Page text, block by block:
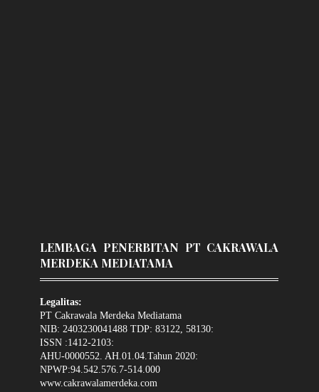
LEMBAGA PENERBITAN PT CAKRAWALA
MERDEKA MEDIATAMA
Legalitas:
PT Cakrawala Merdeka Mediatama
NIB: 2403230041488 TDP: 83122, 58130:
ISSN :1412-2103:
AHU-0000552. AH.01.04.Tahun 2020:
NPWP:94.542.576.7-514.000
www.cakrawalamerdeka.com